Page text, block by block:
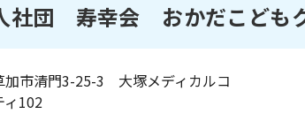
社団 寿幸会 おかだこども
加市清門3-25-3 大塚メディカルコ
ィ102